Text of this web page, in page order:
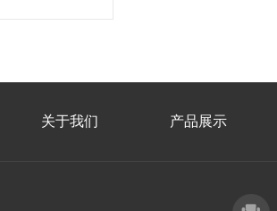
关于我们 产品展示